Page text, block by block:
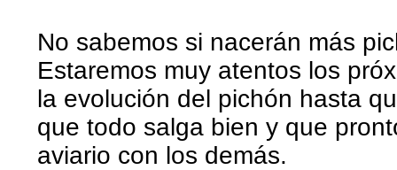
No sabemos si nacerán más
Estaremos muy atentos los
la evolución del pichón hasta
que todo salga bien y que
aviario con los demás.